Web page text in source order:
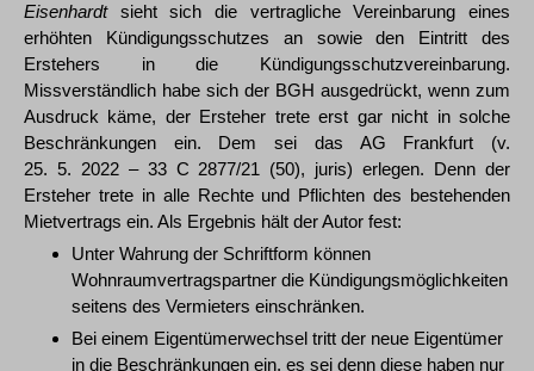
Eisenhardtsieht sich die vertragliche Vereinbarung eines
erhöhten Kündigungsschutzes an sowie den Eintritt des
Erstehers in die Kündigungsschutzvereinbarung.
Missverständlich habe sich der BGH ausgedrückt, wenn zum
Ausdruck käme, der Ersteher trete erst gar nicht in solche
Beschränkungen ein. Dem sei das AG Frankfurt (v.
25. 5. 2022 – 33 C 2877/21 (50), juris) erlegen. Denn der
Ersteher trete in alle Rechte und Pflichten des bestehenden
Mietvertrags ein. Als Ergebnis hält der Autor fest:
Unter Wahrung der Schriftform können
Wohnraumvertragspartner die Kündigungsmöglichkeiten
seitens des Vermieters einschränken.
Bei einem Eigentümerwechsel tritt der neue Eigentümer
in die Beschränkungen ein, es sei denn diese haben nur